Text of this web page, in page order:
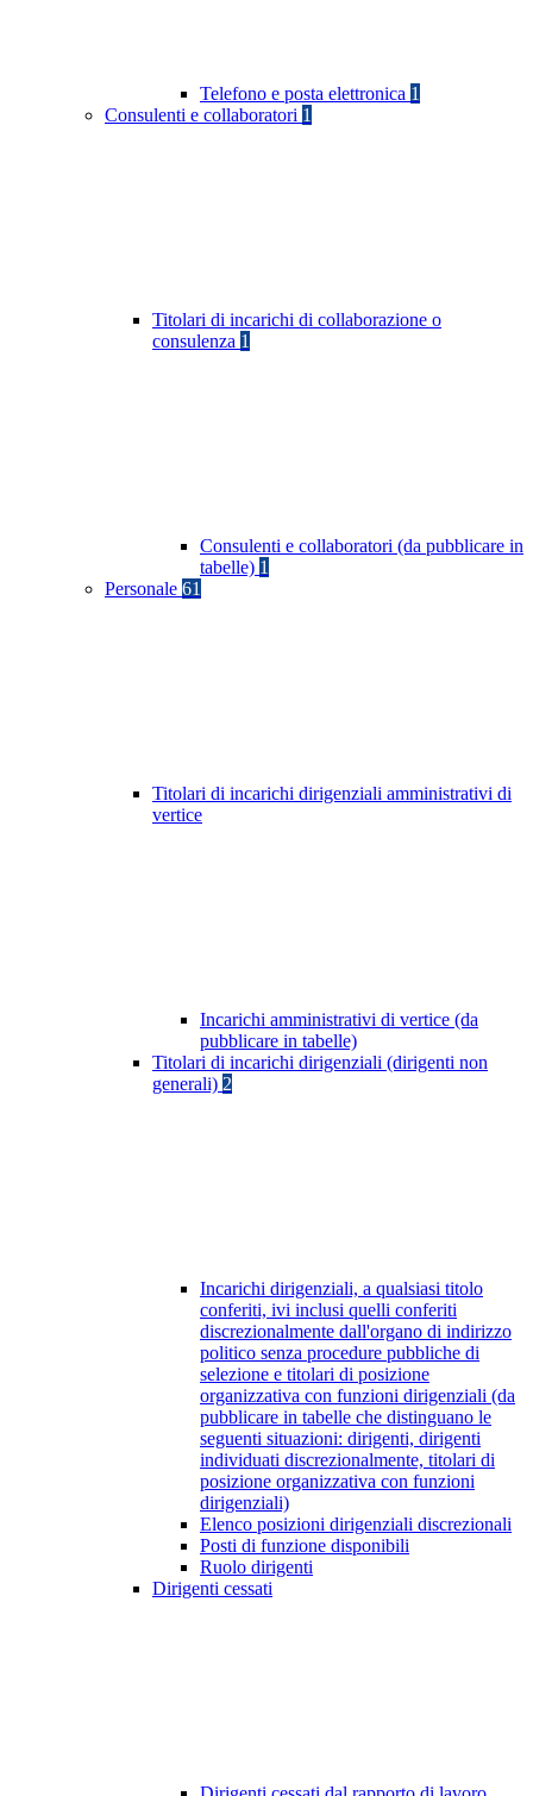
Telefono e posta elettronica 1
Consulenti e collaboratori 1
Titolari di incarichi di collaborazione o
consulenza 1
Consulenti e collaboratori (da pubblicare in
tabelle) 1
Personale 61
Titolari di incarichi dirigenziali amministrativi di
vertice
Incarichi amministrativi di vertice (da
pubblicare in tabelle)
Titolari di incarichi dirigenziali (dirigenti non
generali) 2
Incarichi dirigenziali, a qualsiasi titolo
conferiti, ivi inclusi quelli conferiti
discrezionalmente dall'organo di indirizzo
politico senza procedure pubbliche di
selezione e titolari di posizione
organizzativa con funzioni dirigenziali (da
pubblicare in tabelle che distinguano le
seguenti situazioni: dirigenti, dirigenti
individuati discrezionalmente, titolari di
posizione organizzativa con funzioni
dirigenziali)
Elenco posizioni dirigenziali discrezionali
Posti di funzione disponibili
Ruolo dirigenti
Dirigenti cessati